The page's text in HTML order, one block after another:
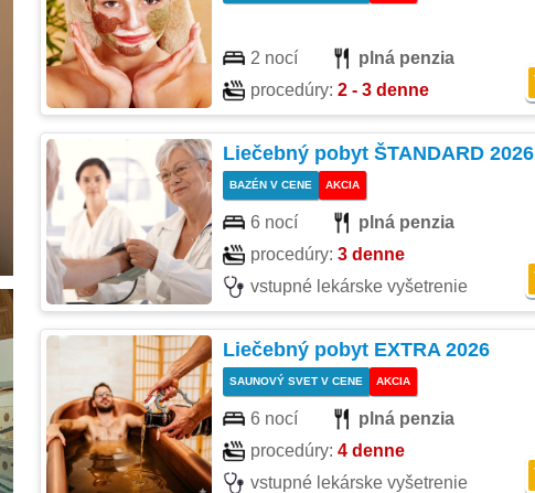
2 nocí
plná penzia
procedúry: 2 - 3 denne
Liečebný pobyt ŠTANDARD 2026
BAZÉN V CENE AKCIA
6 nocí
plná penzia
procedúry: 3 denne
vstupné lekárske vyšetrenie
Liečebný pobyt EXTRA 2026
SAUNOVÝ SVET V CENE AKCIA
6 nocí
plná penzia
procedúry: 4 denne
vstupné lekárske vyšetrenie